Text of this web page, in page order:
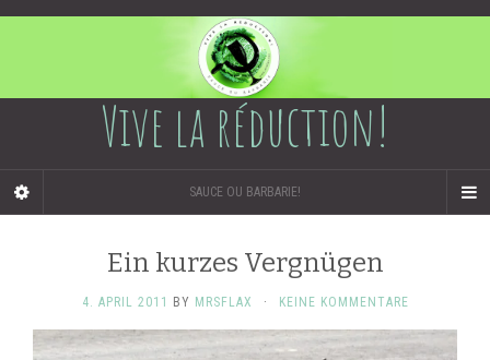
Vive la réduction!
SAUCE OU BARBARIE!
Ein kurzes Vergnügen
4. APRIL 2011 BY MRSFLAX · KEINE KOMMENTARE